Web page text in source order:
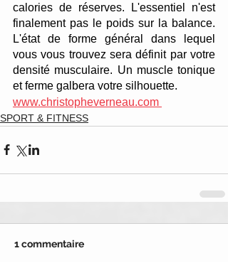
calories de réserves. L'essentiel n'est
finalement pas le poids sur la balance.
L'état de forme général dans lequel
vous vous trouvez sera définit par votre
densité musculaire. Un muscle tonique
et ferme galbera votre silhouette.
www.christopheverneau.com
SPORT & FITNESS
1 commentaire